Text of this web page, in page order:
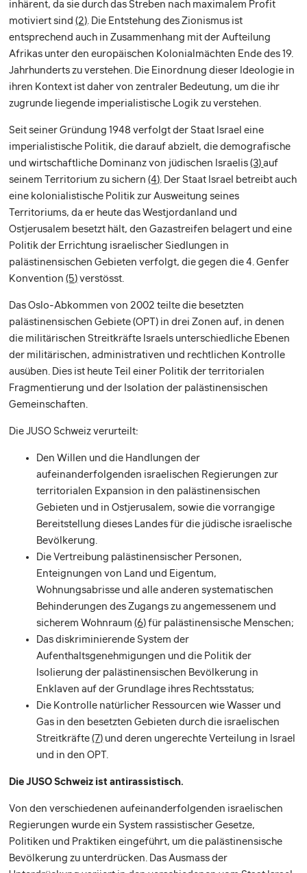
inhärent, da sie durch das Streben nach maximalem Profit
motiviert sind(2) . Die Entstehung des Zionismus ist
entsprechend auch in Zusammenhang mit der Aufteilung
Afrikas unter den europäischen Kolonialmächten Ende des 19.
Jahrhunderts zu verstehen. Die Einordnung dieser Ideologie in
ihren Kontext ist daher von zentraler Bedeutung, um die ihr
zugrunde liegende imperialistische Logik zu verstehen.
Seit seiner Gründung 1948 verfolgt der Staat Israel eine
imperialistische Politik, die darauf abzielt, die demografische
und wirtschaftliche Dominanz von jüdischen Israelis(3)auf
seinem Territorium zu sichern(4) . Der Staat Israel betreibt auch
eine kolonialistische Politik zur Ausweitung seines
Territoriums, da er heute das Westjordanland und
Ostjerusalem besetzt hält, den Gazastreifen belagert und eine
Politik der Errichtung israelischer Siedlungen in
palästinensischen Gebieten verfolgt, die gegen die 4. Genfer
Konvention(5) verstösst.
Das Oslo-Abkommen von 2002 teilte die besetzten
palästinensischen Gebiete (OPT) in drei Zonen auf, in denen
die militärischen Streitkräfte Israels unterschiedliche Ebenen
der militärischen, administrativen und rechtlichen Kontrolle
ausüben. Dies ist heute Teil einer Politik der territorialen
Fragmentierung und der Isolation der palästinensischen
Gemeinschaften.
Die JUSO Schweiz verurteilt:
Den Willen und die Handlungen der
aufeinanderfolgenden israelischen Regierungen zur
territorialen Expansion in den palästinensischen
Gebieten und in Ostjerusalem, sowie die vorrangige
Bereitstellung dieses Landes für die jüdische israelische
Bevölkerung.
Die Vertreibung palästinensischer Personen,
Enteignungen von Land und Eigentum,
Wohnungsabrisse und alle anderen systematischen
Behinderungen des Zugangs zu angemessenem und
sicherem Wohnraum(6) für palästinensische Menschen;
Das diskriminierende System der
Aufenthaltsgenehmigungen und die Politik der
Isolierung der palästinensischen Bevölkerung in
Enklaven auf der Grundlage ihres Rechtsstatus;
Die Kontrolle natürlicher Ressourcen wie Wasser und
Gas in den besetzten Gebieten durch die israelischen
Streitkräfte(7) und deren ungerechte Verteilung in Israel
und in den OPT.
Die JUSO Schweiz ist antirassistisch.
Von den verschiedenen aufeinanderfolgenden israelischen
Regierungen wurde ein System rassistischer Gesetze,
Politiken und Praktiken eingeführt, um die palästinensische
Bevölkerung zu unterdrücken. Das Ausmass der